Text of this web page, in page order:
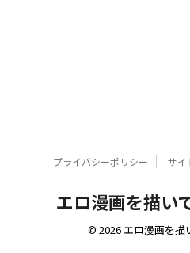
プライバシーポリシー サイ
エロ漫画を描い
© 2026 エロ漫画を描